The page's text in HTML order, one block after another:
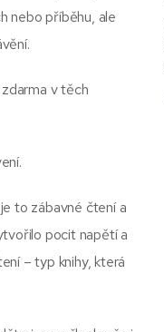
nebo příběhu, ale
v těch
to zábavné čtení a
pocit napětí a
– typ knihy, která